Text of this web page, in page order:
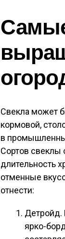
Свекла может
кормовой,
в
Сортов свеклы
длительность
отменные
отнести:
Детройд.
ярко-